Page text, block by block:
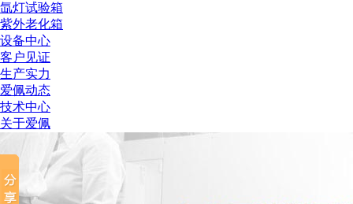
氙灯试验箱
紫外老化箱
设备中心
客户见证
生产实力
爱佩动态
技术中心
关于爱佩